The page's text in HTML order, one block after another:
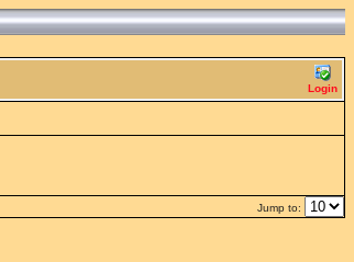
Login
Jump to: